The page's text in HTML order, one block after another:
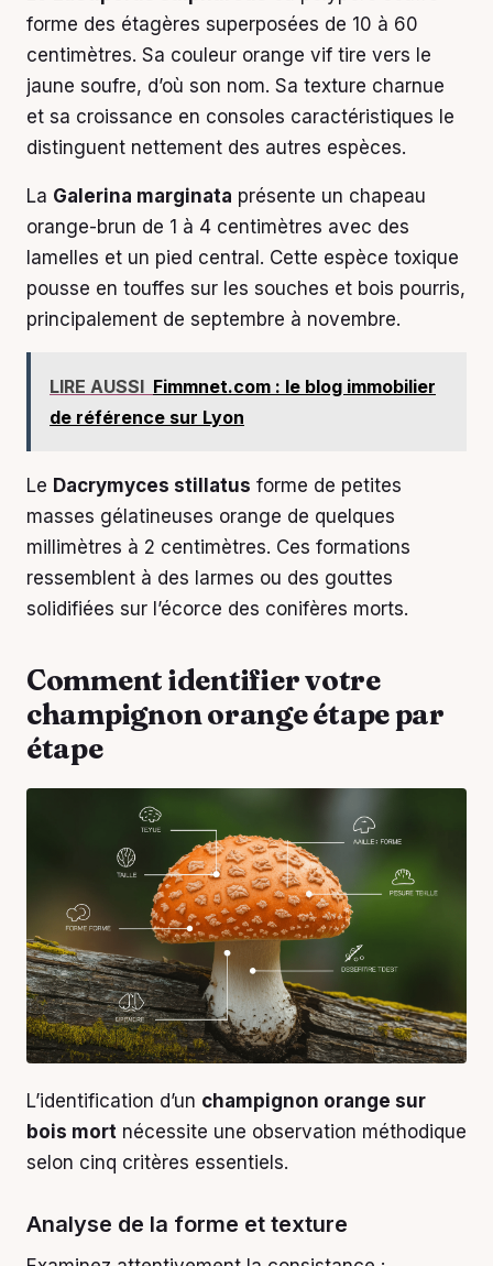
forme des étagères superposées de 10 à 60
centimètres. Sa couleur orange vif tire vers le
jaune soufre, d’où son nom. Sa texture charnue
et sa croissance en consoles caractéristiques le
distinguent nettement des autres espèces.
La Galerina marginata présente un chapeau
orange-brun de 1 à 4 centimètres avec des
lamelles et un pied central. Cette espèce toxique
pousse en touffes sur les souches et bois pourris,
principalement de septembre à novembre.
LIRE AUSSI Fimmnet.com : le blog immobilier
de référence sur Lyon
Le Dacrymyces stillatus forme de petites
masses gélatineuses orange de quelques
millimètres à 2 centimètres. Ces formations
ressemblent à des larmes ou des gouttes
solidifiées sur l’écorce des conifères morts.
Comment identifier votre
champignon orange étape par
étape
L’identification d’un champignon orange sur
bois mort nécessite une observation méthodique
selon cinq critères essentiels.
Analyse de la forme et texture